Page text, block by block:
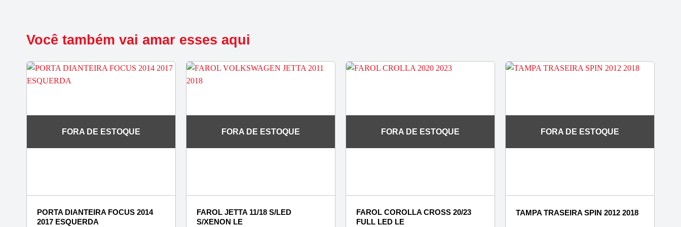
Você também vai amar esses aqui
FORA DE ESTOQUE
PORTA DIANTEIRA FOCUS 2014
2017 ESQUERDA
FORA DE ESTOQUE
FAROL JETTA 11/18 S/LED
S/XENON LE
FORA DE ESTOQUE
FAROL COROLLA CROSS 20/23
FULL LED LE
FORA DE ESTOQUE
TAMPA TRASEIRA SPIN 2012 2018